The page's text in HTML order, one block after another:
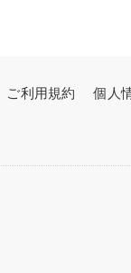
ご利用規約
個人